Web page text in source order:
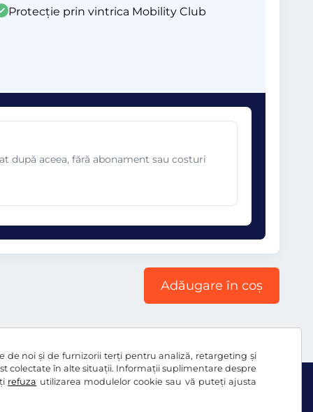
de noi și de furnizorii terți pentru analiză, retargeting și
colectate în alte situații. Informații suplimentare despre
refuza utilizarea modulelor cookie sau vă puteți ajusta
Protecție prin vintrica Mobility Club
după aceea, fără abonament sau costuri
Adăugare în coș